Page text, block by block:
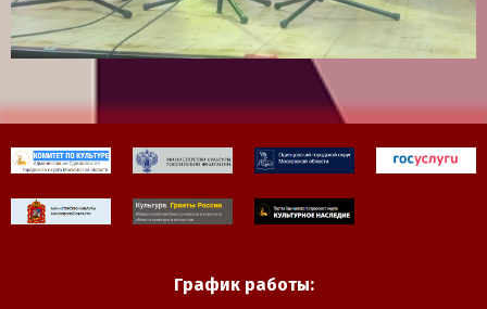
График работы: